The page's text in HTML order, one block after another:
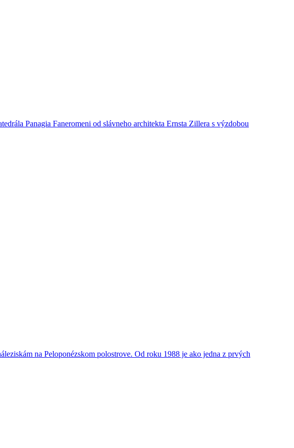
Panagia Faneromeni od slávneho architekta Ernsta Zillera s výzdobou
na Peloponézskom polostrove. Od roku 1988 je ako jedna z prvých